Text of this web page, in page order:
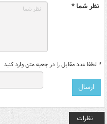
نظر شما *
* لطفا عدد مقابل را در جعبه متن وارد کنید
نظرات